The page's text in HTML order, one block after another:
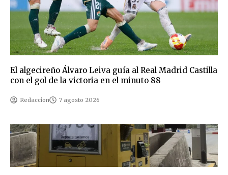
El algecireño Álvaro Leiva guía al Real Madrid Castilla
con el gol de la victoria en el minuto 88
Redaccion 7 agosto 2026